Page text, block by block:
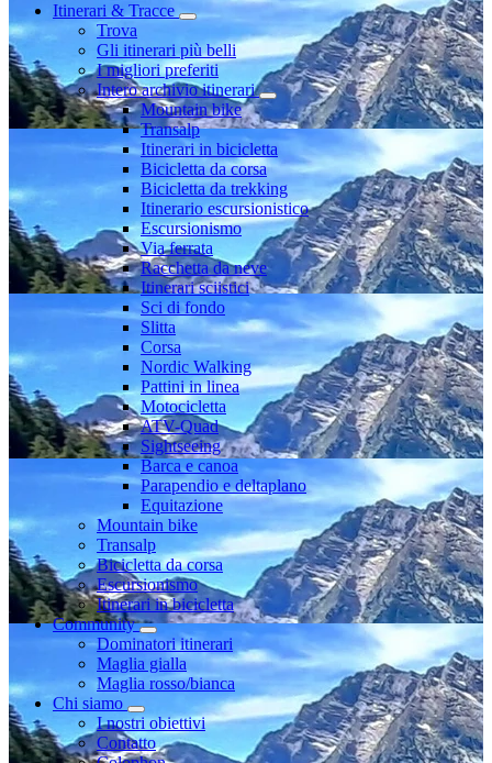
Itinerari & Tracce
Trova
Gli itinerari più belli
I migliori preferiti
Intero archivio itinerari
Mountain bike
Transalp
Itinerari in bicicletta
Bicicletta da corsa
Bicicletta da trekking
Itinerario escursionistico
Escursionismo
Via ferrata
Racchetta da neve
Itinerari sciistici
Sci di fondo
Slitta
Corsa
Nordic Walking
Pattini in linea
Motocicletta
ATV-Quad
Sightseeing
Barca e canoa
Parapendio e deltaplano
Equitazione
Mountain bike
Transalp
Bicicletta da corsa
Escursionismo
Itinerari in bicicletta
Community
Dominatori itinerari
Maglia gialla
Maglia rosso/bianca
Chi siamo
I nostri obiettivi
Contatto